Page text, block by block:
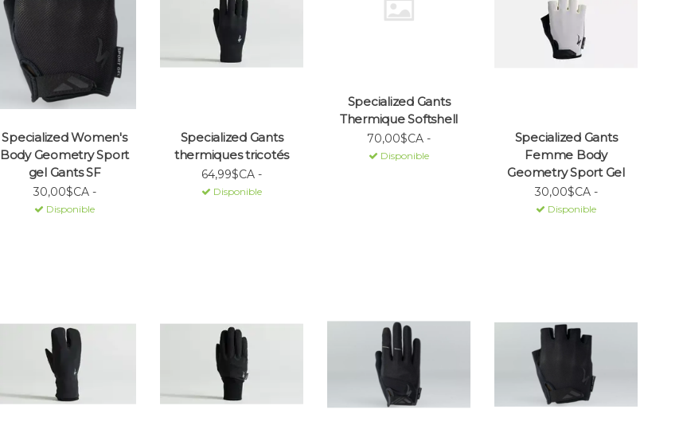
Specialized Women's
Body Geometry Sport
gel Gants SF
30,00$CA -
Disponible
Specialized Gants
thermiques tricotés
64,99$CA -
Disponible
Specialized Gants
Thermique Softshell
70,00$CA -
Disponible
Specialized Gants
Femme Body
Geometry Sport Gel
30,00$CA -
Disponible